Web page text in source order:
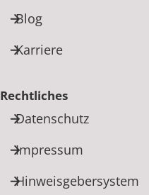
Blog
Karriere
Rechtliches
Datenschutz
Impressum
Hinweisgebersystem